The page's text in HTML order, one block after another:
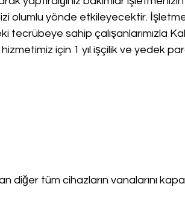
olumlu yönde etkileyecektir.
tecrübeye sahip çalışanlarımızla
için 1 yıl işçilik ve yedek
diğer tüm cihazların vanalarını